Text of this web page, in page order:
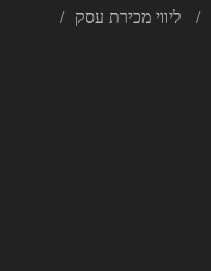
ליווי מכירת עסק